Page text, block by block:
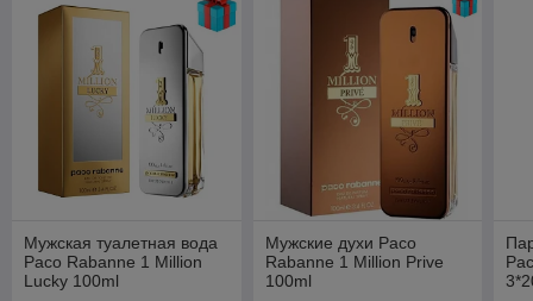
Мужская туалетная вода
Paco Rabanne 1 Million
Lucky 100ml
Мужские духи Paco
Rabanne 1 Million Prive
100ml